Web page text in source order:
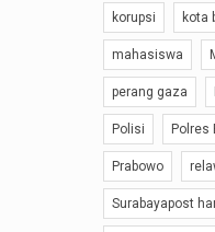
korupsi kota
mahasiswa
perang gaza
Polisi Polres
Prabowo
Surabayapost